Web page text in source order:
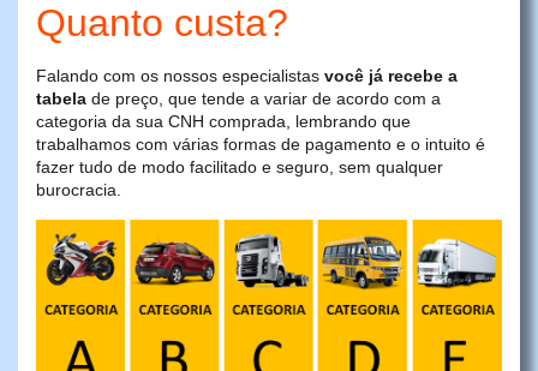
Quanto custa?
Falando com os nossos especialistas você já recebe a
tabela de preço, que tende a variar de acordo com a
categoria da sua CNH comprada, lembrando que
trabalhamos com várias formas de pagamento e o intuito é
fazer tudo de modo facilitado e seguro, sem qualquer
burocracia.